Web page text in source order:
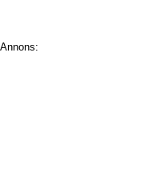
Annons: